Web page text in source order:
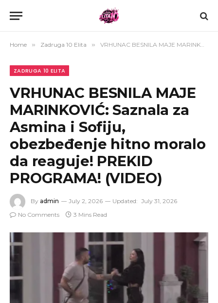
Home » Zadruga 10 Elita » VRHUNAC BESNILA MAJE MARINKOVIĆ: Saznala za Asmina i Sofiju, obezbeđenje hitno moralo da reaguje! PREKID PROGRAMA! (VIDEO)
ZADRUGA 10 ELITA
VRHUNAC BESNILA MAJE
MARINKOVIĆ: Saznala za
Asmina i Sofiju,
obezbeđenje hitno moralo
da reaguje! PREKID
PROGRAMA! (VIDEO)
By admin July 2, 2026 Updated: July 31, 2026
No Comments
3 Mins Read